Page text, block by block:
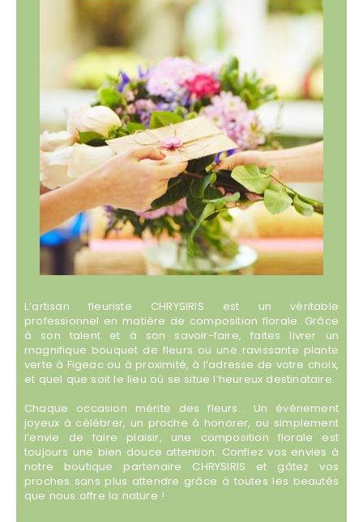
L’artisan fleuriste CHRYSIRIS est un véritable
professionnel en matière de composition florale. Grâce
à son talent et à son savoir-faire, faites livrer un
magnifique bouquet de fleurs ou une ravissante plante
verte à Figeac ou à proximité, à l’adresse de votre choix,
et quel que soit le lieu où se situe l’heureux destinataire.
Chaque occasion mérite des fleurs… Un événement
joyeux à célébrer, un proche à honorer, ou simplement
l’envie de faire plaisir, une composition florale est
toujours une bien douce attention. Confiez vos envies à
notre boutique partenaire CHRYSIRIS et gâtez vos
proches sans plus attendre grâce à toutes les beautés
que nous offre la nature !